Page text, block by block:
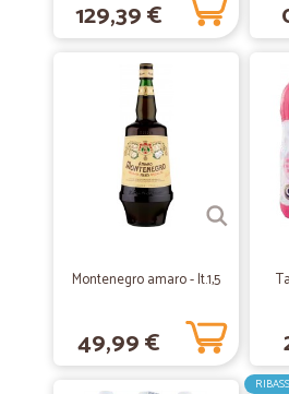
Rapidi,seri e ben organizzati.
Rapidi,seri e ben organizzati. Ne sono
129,39 €
Montenegro amaro - lt.1,5
49,99 €